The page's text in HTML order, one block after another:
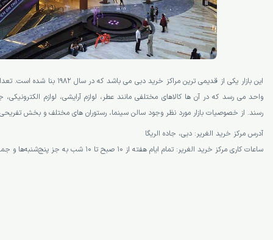
واحد می رسد که در آن ها کالاهای مختلفی مانند عطر، لوازم آرایشی، لوازم
رسند. از خصوصیات بازار مورد نظر وجود سالن سینما، رستوران های مختلف و بخش
آدرس مرکز خرید الغریر: دبی، جاده الریگا
ساعات کاری مرکز خرید الغریر: تمام ایام هفته از 10 صبح تا 10 شب به جز پنج‌شنبه‌ها و جمعه‌ها که تا ساعت 12 شب باز است.